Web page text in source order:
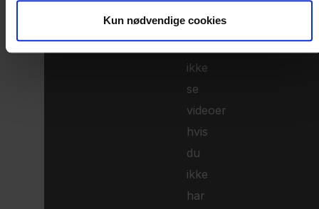
Kun nødvendige cookies
Du
kan
ikke
se
videoer
hvis
du
ikke
har